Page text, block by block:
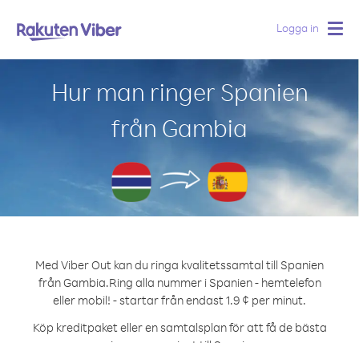
Logga in
Hur man ringer Spanien
från Gambia
Med Viber Out kan du ringa kvalitetssamtal till Spanien
från Gambia.Ring alla nummer i Spanien - hemtelefon
eller mobil! - startar från endast 1.9 ¢ per minut.
Köp kreditpaket eller en samtalsplan för att få de bästa